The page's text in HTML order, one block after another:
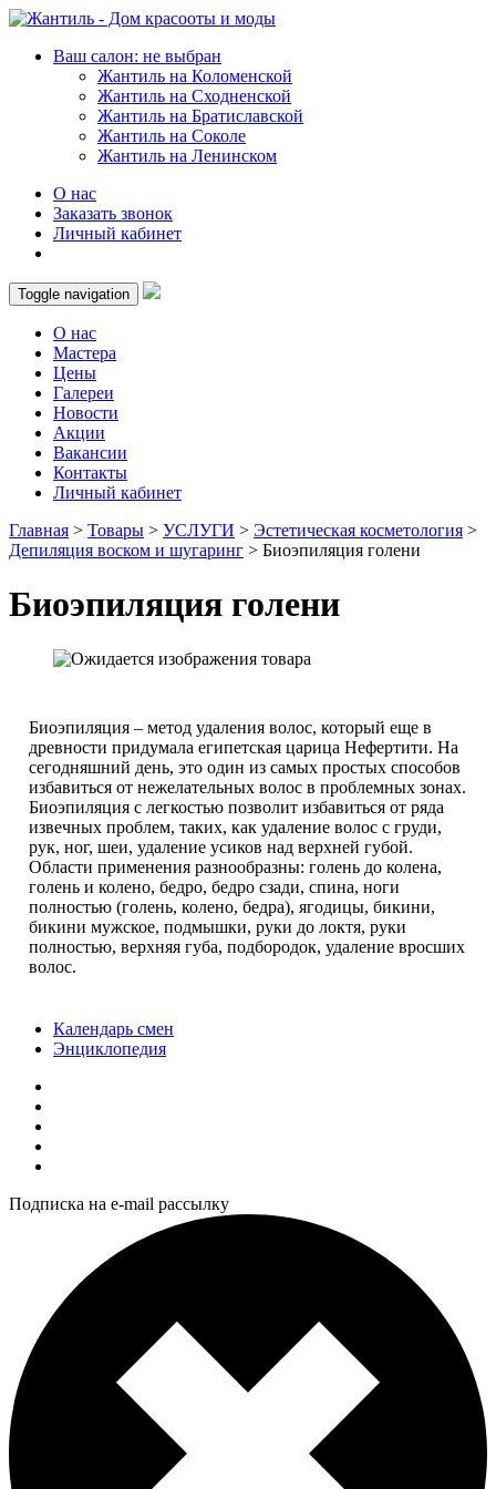
Ваш салон: не выбран
Жантиль на Коломенской
Жантиль на Сходненской
Жантиль на Братиславской
Жантиль на Соколе
Жантиль на Ленинском
О нас
Заказать звонок
Личный кабинет
Toggle navigation
О нас
Мастера
Цены
Галереи
Новости
Акции
Вакансии
Контакты
Личный кабинет
Главная > Товары > УСЛУГИ > Эстетическая косметология >
Депиляция воском и шугаринг > Биоэпиляция голени
Биоэпиляция голени
Биоэпиляция – метод удаления волос, который еще в
древности придумала египетская царица Нефертити. На
сегодняшний день, это один из самых простых способов
избавиться от нежелательных волос в проблемных зонах.
Биоэпиляция с легкостью позволит избавиться от ряда
извечных проблем, таких, как удаление волос с груди,
рук, ног, шеи, удаление усиков над верхней губой.
Области применения разнообразны: голень до колена,
голень и колено, бедро, бедро сзади, спина, ноги
полностью (голень, колено, бедра), ягодицы, бикини,
бикини мужское, подмышки, руки до локтя, руки
полностью, верхняя губа, подбородок, удаление вросших
волос.
Календарь смен
Энциклопедия
Подписка на e-mail рассылку